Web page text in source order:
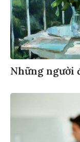
Những người